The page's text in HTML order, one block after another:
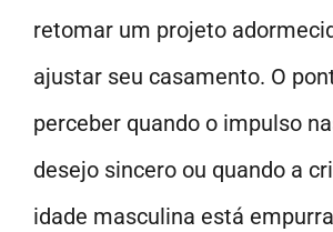
retomar um projeto
ajustar seu casamento. O
perceber quando o impulso
desejo sincero ou quando a
idade masculina está